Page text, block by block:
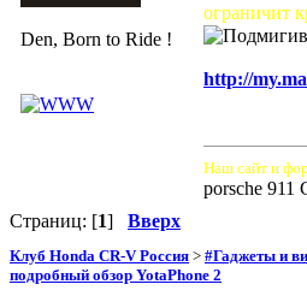
Den, Born to Ride !
ограничит
http://
Наш сайт и
porsche
Страниц: [1] Вверх
Клуб Honda CR-V Россия > #Гаджеты и
подробный обзор YotaPhone 2